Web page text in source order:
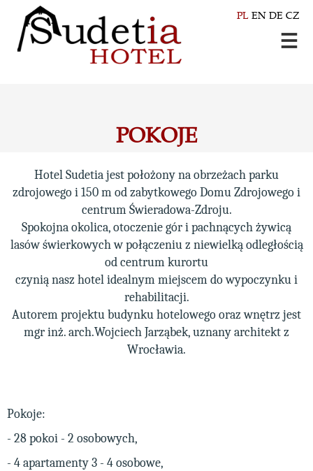
PL EN DE CZ
POKOJE
Hotel Sudetia jest położony na obrzeżach parku
zdrojowego i 150 m od zabytkowego Domu Zdrojowego i
centrum Świeradowa-Zdroju.
Spokojna okolica, otoczenie gór i pachnących żywicą
lasów świerkowych w połączeniu z niewielką odległością
od centrum kurortu
czynią nasz hotel idealnym miejscem do wypoczynku i
rehabilitacji.
Autorem projektu budynku hotelowego oraz wnętrz jest
mgr inż. arch.Wojciech Jarząbek, uznany architekt z
Wrocławia.
Pokoje:
- 28 pokoi - 2 osobowych,
- 4 apartamenty 3 - 4 osobowe,